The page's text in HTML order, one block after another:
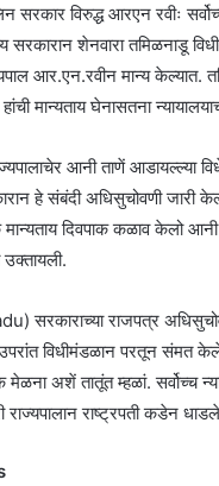
सरकार विरुद्ध आरएन रवीः
सरकारान शेनवारा तमिळनाडू
आर.एन.रवीन मान्य केल्यात.
हांची मान्यताय घेनासतना
आनी ताणें
हे संबंदी अधिसुचोवणी जारी
मान्यताय दिवपाक कळाव केलो
उक्तायली.
सरकाराच्या राजपत्र
विधीमंडळान परतून संमत
अशें तातूंत म्हळां. सर्वोच्च
राष्ट्रपती कडेन